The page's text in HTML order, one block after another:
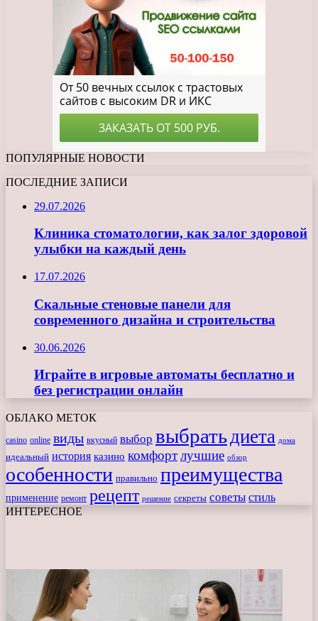
ПОПУЛЯРНЫЕ НОВОСТИ
ПОСЛЕДНИЕ ЗАПИСИ
29.07.2026
Клиника стоматологии, как залог здоровой
улыбки на каждый день
17.07.2026
Скальные стеновые панели для
современного дизайна и строительства
30.06.2026
Играйте в игровые автоматы бесплатно и
без регистрации онлайн
ОБЛАКО МЕТОК
casino online виды вкусный выбор выбратьдиета дома
идеальный история казино комфортлучшие обзор
особенности правильно преимущества
применение ремонт рецепт решение секреты советы стиль
ИНТЕРЕСНОЕ